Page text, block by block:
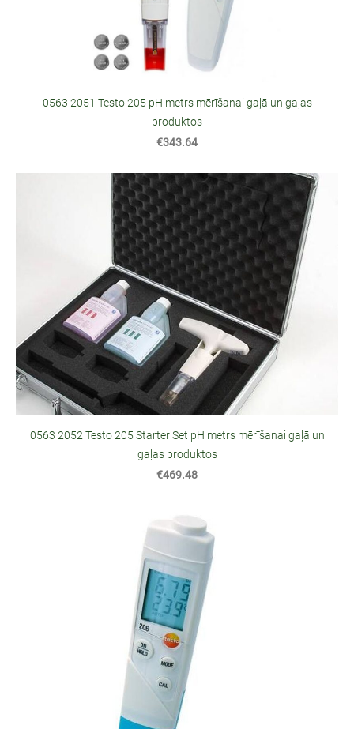
0563 2051 Testo 205 pH metrs mērīšanai gaļā un gaļas
produktos
€343.64
0563 2052 Testo 205 Starter Set pH metrs mērīšanai gaļā un
gaļas produktos
€469.48